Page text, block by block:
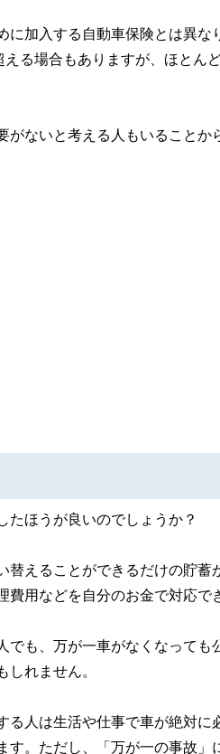
に加入する自動車保険とは異
る場合もありますが、ほとん
がないと考える人もいること
たほうが良いのでしょうか？
替えることができるだけの貯
用などを自分のお金で対応で
でも、万が一車がなくなって
しれません。
る人は生活や仕事で車が絶対
す。ただし、「万が一の事故